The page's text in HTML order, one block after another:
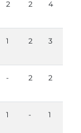
2 2 4
1 2 3
- 2 2
1 - 1